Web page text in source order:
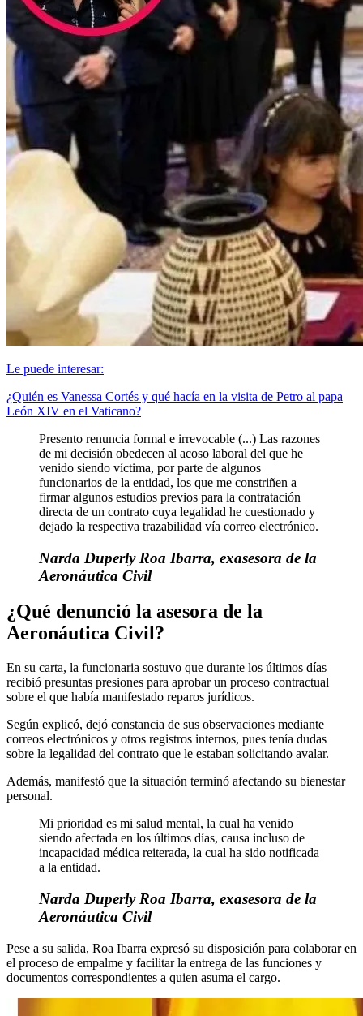
Le puede interesar:
¿Quién es Vanessa Cortés y qué hacía en la visita de Petro al papa
León XIV en el Vaticano?
Presento renuncia formal e irrevocable (...) Las razones
de mi decisión obedecen al acoso laboral del que he
venido siendo víctima, por parte de algunos
funcionarios de la entidad, los que me constriñen a
firmar algunos estudios previos para la contratación
directa de un contrato cuya legalidad he cuestionado y
dejado la respectiva trazabilidad vía correo electrónico.
Narda Duperly Roa Ibarra, exasesora de la
Aeronáutica Civil
¿Qué denunció la asesora de la
Aeronáutica Civil?
En su carta, la funcionaria sostuvo que durante los últimos días
recibió presuntas presiones para aprobar un proceso contractual
sobre el que había manifestado reparos jurídicos.
Según explicó, dejó constancia de sus observaciones mediante
correos electrónicos y otros registros internos, pues tenía dudas
sobre la legalidad del contrato que le estaban solicitando avalar.
Además, manifestó que la situación terminó afectando su bienestar
personal.
Mi prioridad es mi salud mental, la cual ha venido
siendo afectada en los últimos días, causa incluso de
incapacidad médica reiterada, la cual ha sido notificada
a la entidad.
Narda Duperly Roa Ibarra, exasesora de la
Aeronáutica Civil
Pese a su salida, Roa Ibarra expresó su disposición para colaborar en
el proceso de empalme y facilitar la entrega de las funciones y
documentos correspondientes a quien asuma el cargo.